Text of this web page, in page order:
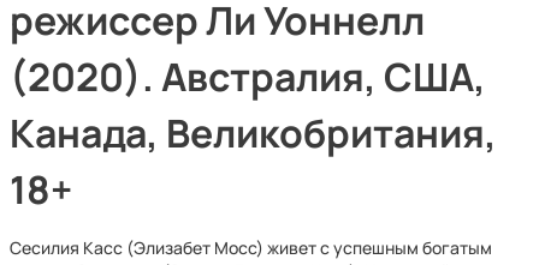
режиссер Ли Уоннелл
(2020). Австралия, США,
Канада, Великобритания,
18+
Сесилия Касс (Элизабет Мосс) живет с успешным богатым